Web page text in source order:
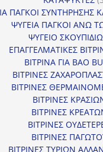
ΠΑΓΚΟΙ ΣΥΝΤΗΡΗΣΗΣ
ΨΥΓΕΙΑ ΠΑΓΚΟΙ ΑΝΩ
ΨΥΓΕΙΟ
ΕΠΑΓΓΕΛΜΑΤΙΚΕΣ
ΒΙΤΡΙΝΑ ΓΙΑ BAO
ΒΙΤΡΙΝΕΣ
ΒΙΤΡΙΝΕΣ
ΒΙΤΡΙΝΕΣ
ΒΙΤΡΙΝΕΣ
ΒΙΤΡΙΝΕΣ
ΒΙΤΡΙΝΕΣ
ΒΙΤΡΙΝΕΣ ΤΥΡΙΩΝ